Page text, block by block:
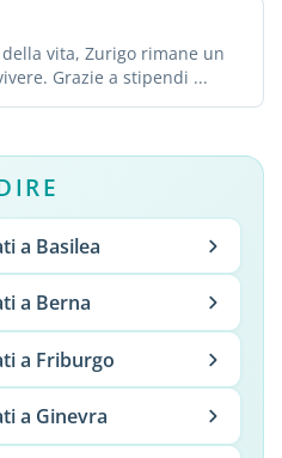
vita, Zurigo rimane un
Grazie a stipendi ...
a Basilea
a Berna
a Friburgo
a Ginevra